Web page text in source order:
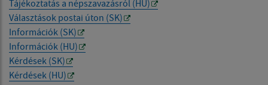
Tájékoztatás a népszavazásról (HU)
Választások postai úton (SK)
Információk (SK)
Információk (HU)
Kérdések (SK)
Kérdések (HU)